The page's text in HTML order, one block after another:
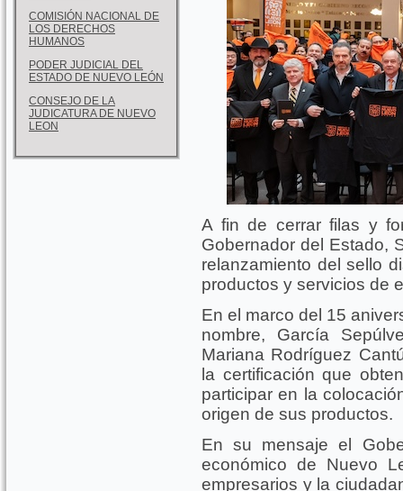
COMISIÓN NACIONAL DE
LOS DERECHOS
HUMANOS
PODER JUDICIAL DEL
ESTADO DE NUEVO LEÓN
CONSEJO DE LA
JUDICATURA DE NUEVO
LEON
A fin de cerrar filas y
Gobernador del Estado,
relanzamiento del sello
productos y servicios de
En el marco del 15
nombre, García
Mariana Rodríguez
la certificación que
participar en la
origen de sus productos.
En su mensaje el
económico de Nuevo
empresarios y la